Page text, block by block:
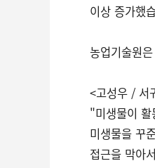
이상 증가했
농업기술원
<고성우 / 서
"미생물이 활
미생물을 꾸
접근을 막아